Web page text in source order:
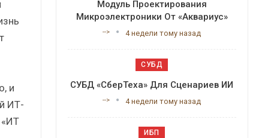
и
ИТ-
«ИТ
Модуль Проектирования
Микроэлектроники От «Аквариус»
--> 4 недели тому назад
СУБД
СУБД «СберТеха» Для Сценариев ИИ
--> 4 недели тому назад
ИБП